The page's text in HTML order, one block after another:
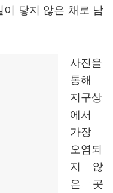
이 닿지 않은 채로 남
사진을
통해
지구상
에서
가장
오염되
지 않
은 곳